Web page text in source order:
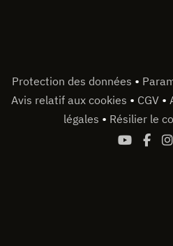
Protection des données •
Avis relatif aux cookies • CGV •
légales • Résilier le